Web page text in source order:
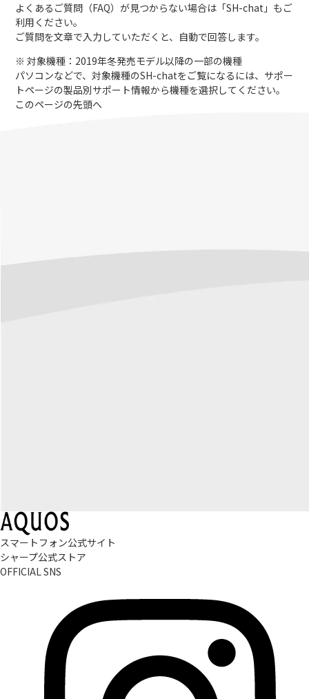
よくあるご質問（FAQ）が見つからない場合は「SH-chat 」もご
利用ください。
ご質問を文章で入力していただくと、自動で回答します。
※ 対象機種：2019年冬発売モデル以降の一部の機種
パソコンなどで、対象機種のSH-chatをご覧になるには、サポー
トページの製品別サポート情報から機種を選択してください。
このページの先頭へ
スマートフォン公式サイト
シャープ公式ストア
OFFICIAL SNS